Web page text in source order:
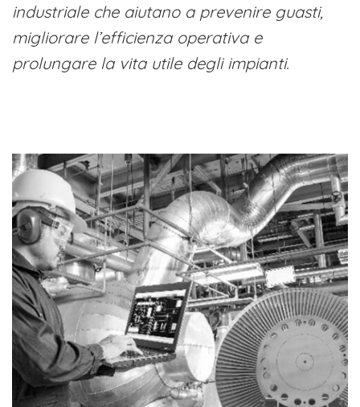
industriale che aiutano a prevenire guasti,
migliorare l’efficienza operativa e
prolungare la vita utile degli impianti.